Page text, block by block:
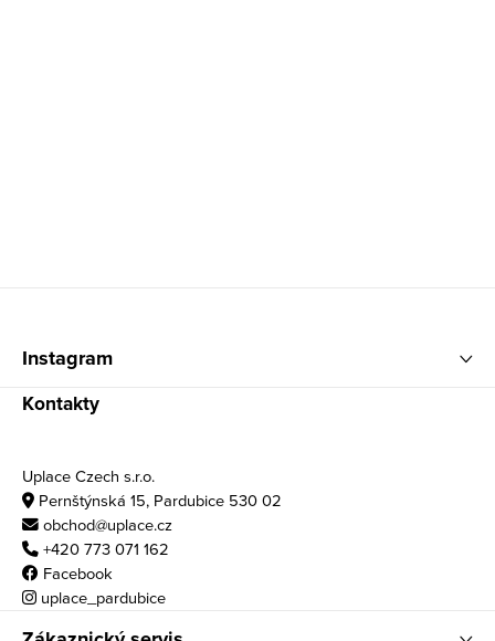
Instagram
Kontakty
Uplace Czech s.r.o.
Pernštýnská 15, Pardubice 530 02
obchod@uplace.cz
+420 773 071 162
Facebook
uplace_pardubice